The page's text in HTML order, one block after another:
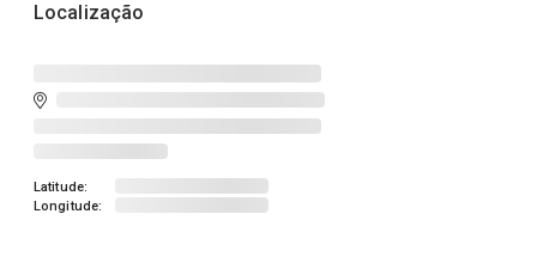
Localização
Latitude:
Longitude: